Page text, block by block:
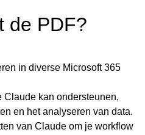
de PDF?
in diverse Microsoft 365
Claude kan ondersteunen,
en het analyseren van data.
van Claude om je workflow